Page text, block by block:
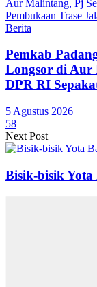
Berita
Pemkab
Longsor di Aur
DPR RI
5 Agustus 2026
58
Next Post
Bisik-bisik